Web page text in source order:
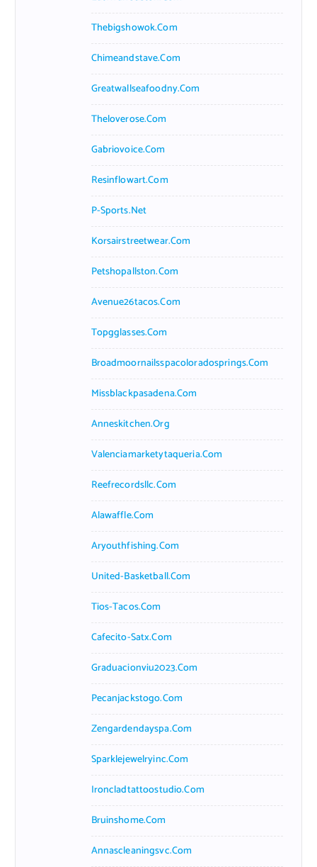
Thebigshowok.com
Chimeandstave.com
Greatwallseafoodny.com
Theloverose.com
Gabriovoice.com
Resinflowart.com
P-Sports.net
Korsairstreetwear.com
Petshopallston.com
Avenue26tacos.com
Topgglasses.com
Broadmoornailsspacoloradosprings.com
Missblackpasadena.com
Anneskitchen.org
Valenciamarketytaqueria.com
Reefrecordsllc.com
Alawaffle.com
Aryouthfishing.com
United-Basketball.com
Tios-Tacos.com
Cafecito-Satx.com
Graduacionviu2023.com
Pecanjackstogo.com
Zengardendayspa.com
Sparklejewelryinc.com
Ironcladtattoostudio.com
Bruinshome.com
Annascleaningsvc.com